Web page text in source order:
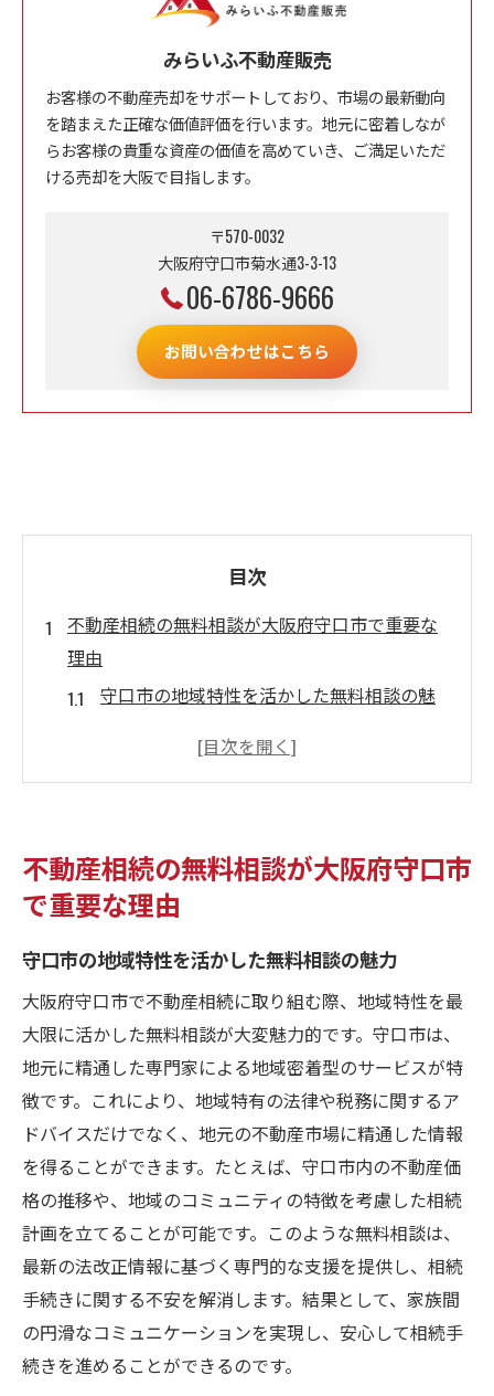
みらいふ不動産販売
お客様の不動産売却をサポートしており、市場の最新動向
を踏まえた正確な価値評価を行います。地元に密着しなが
らお客様の貴重な資産の価値を高めていき、ご満足いただ
ける売却を大阪で目指します。
〒570-0032
大阪府守口市菊水通3-3-13
06-6786-9666
お問い合わせはこちら
目次
不動産相続の無料相談が大阪府守口市で重要な
理由
守口市の地域特性を活かした無料相談の魅
不動産相続における無料相談の法律的な重
点
無料相談を活用した相続手続きの流れ
専門家の無料相談で不動産相続を成功に導く秘
専門家との初回相談で得られる安心感
無料相談で把握する相続の基本プロセス
法律的視点からの不動産相続アドバイス
専門家の無料相談を通じた家族間の調整方
法
相続税の最適化を無料相談で実現する方法
無料相談で知るべき相続の最新トレンド
大阪府守口市で不動産相続相談を無料で受ける
メリット
不動産相続の無料相談が大阪府守口市
で重要な理由
守口市の地域特性を活かした無料相談の魅力
大阪府守口市で不動産相続に取り組む際、地域特性を最
大限に活かした無料相談が大変魅力的です。守口市は、
地元に精通した専門家による地域密着型のサービスが特
徴です。これにより、地域特有の法律や税務に関するア
ドバイスだけでなく、地元の不動産市場に精通した情報
を得ることができます。たとえば、守口市内の不動産価
格の推移や、地域のコミュニティの特徴を考慮した相続
計画を立てることが可能です。このような無料相談は、
最新の法改正情報に基づく専門的な支援を提供し、相続
手続きに関する不安を解消します。結果として、家族間
の円滑なコミュニケーションを実現し、安心して相続手
続きを進めることができるのです。